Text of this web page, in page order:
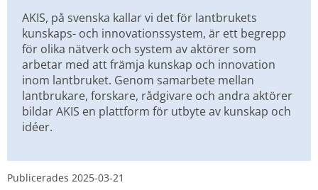
AKIS, på svenska kallar vi det för lantbrukets
kunskaps- och innovationssystem, är ett begrepp
för olika nätverk och system av aktörer som
arbetar med att främja kunskap och innovation
inom lantbruket. Genom samarbete mellan
lantbrukare, forskare, rådgivare och andra aktörer
bildar AKIS en plattform för utbyte av kunskap och
idéer.
Publicerades 2025-03-21